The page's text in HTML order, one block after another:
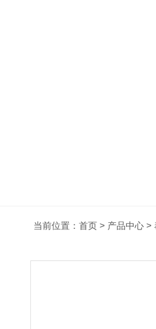
当前位置： 首页 > 产品中心 >